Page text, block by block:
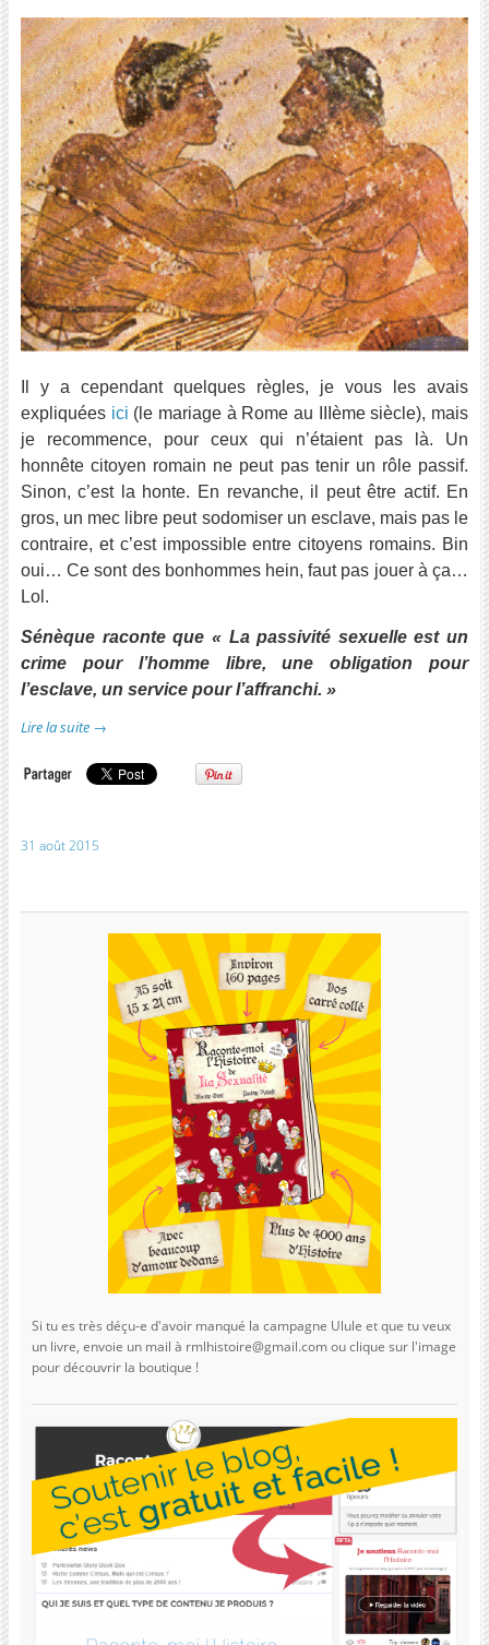
Il y a cependant quelques règles, je vous les avais
expliquées ici (le mariage à Rome au IIIème siècle), mais
je recommence, pour ceux qui n’étaient pas là. Un
honnête citoyen romain ne peut pas tenir un rôle passif.
Sinon, c’est la honte. En revanche, il peut être actif. En
gros, un mec libre peut sodomiser un esclave, mais pas le
contraire, et c’est impossible entre citoyens romains. Bin
oui… Ce sont des bonhommes hein, faut pas jouer à ça…
Lol.
Sénèque raconte que « La passivité sexuelle est un
crime pour l’homme libre, une obligation pour
l’esclave, un service pour l’affranchi. »
Lire la suite →
31 août 2015
Si tu es très déçu-e d'avoir manqué la campagne Ulule et que tu veux
un livre, envoie un mail à rmlhistoire@gmail.com ou clique sur l'image
pour découvrir la boutique !